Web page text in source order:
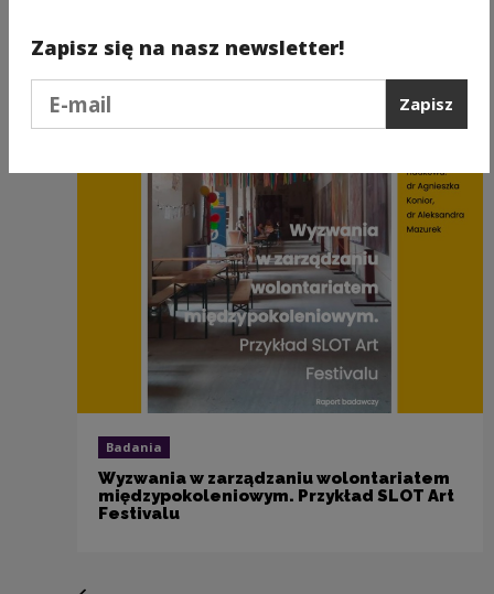
Zobacz również
Badania
Wyzwania w zarządzaniu wolontariatem
międzypokoleniowym. Przykład SLOT Art
Festivalu
Zapisz się na nasz newsletter!
Zapisz